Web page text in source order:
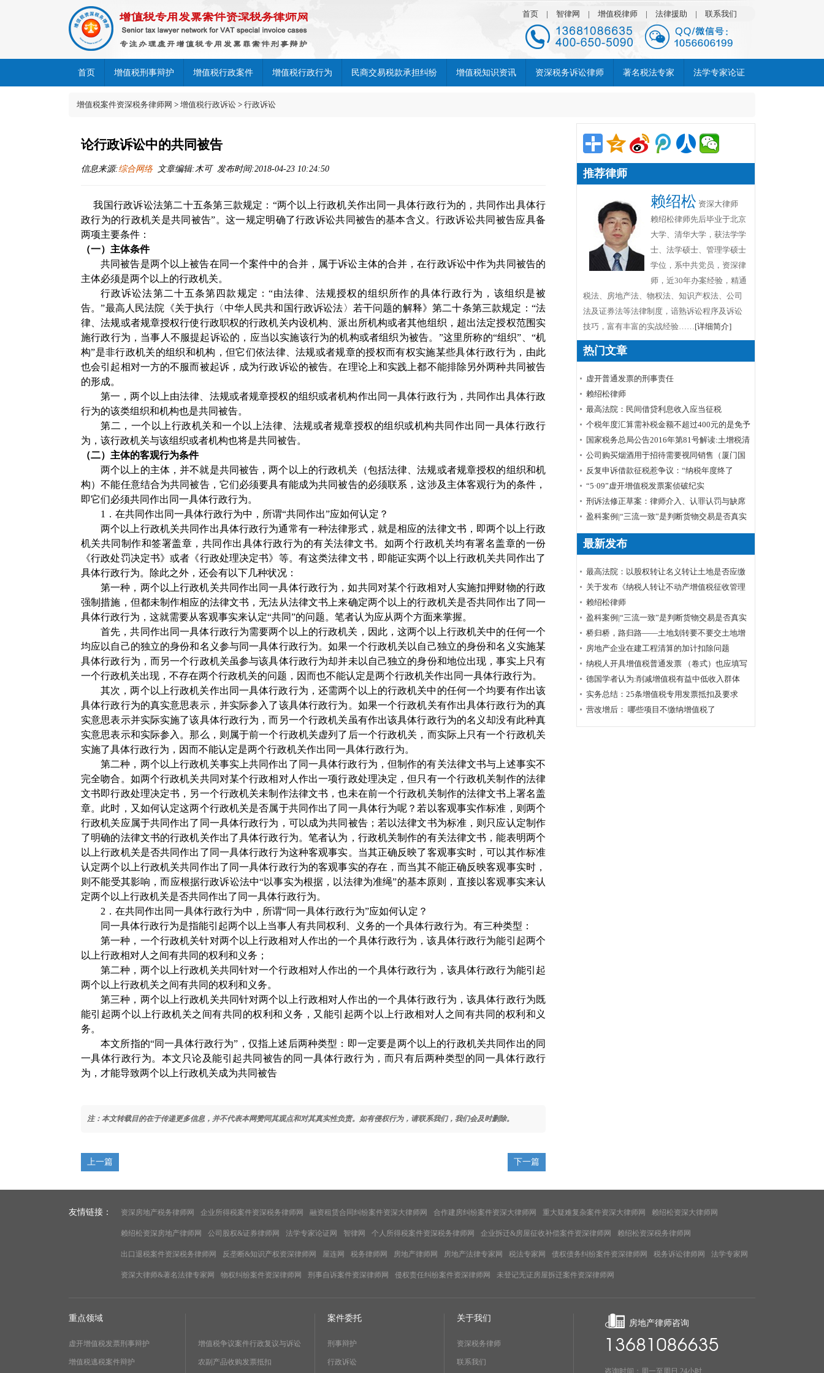
首页 | 智律网 | 增值税律师 | 法律援助 | 联系我们
首页 增值税刑事辩护 增值税行政案件 增值税行政行为 民商交易税款承担纠纷 增值税知识资讯 资深税务诉讼律师 著名税法专家 法学专家论证
增值税案件资深税务律师网 > 增值税行政诉讼 > 行政诉讼
论行政诉讼中的共同被告
信息来源:综合网络文章编辑:木可 发布时间:2018-04-23 10:24:50
我国行政诉讼法第二十五条第三款规定： “两个以上行政机关作出同一具体行政行为的，共同作出具体行
政行为的行政机关是共同被告”。这一规定明确了行政诉讼共同被告的基本含义。行政诉讼共同被告应具备
两项主要条件：
（一）主体条件
共同被告是两个以上被告在同一个案件中的合并，属于诉讼主体的合并，在行政诉讼中作为共同被告的
主体必须是两个以上的行政机关。
行政诉讼法第二十五条第四款规定： “由法律、法规授权的组织所作的具体行政行为，该组织是被
告。”最高人民法院《关于执行〈中华人民共和国行政诉讼法〉若干问题的解释》第二十条第三款规定：“法
律、法规或者规章授权行使行政职权的行政机关内设机构、派出所机构或者其他组织，超出法定授权范围实
施行政行为，当事人不服提起诉讼的，应当以实施该行为的机构或者组织为被告。”这里所称的“组织”、“机
构”是非行政机关的组织和机构，但它们依法律、法规或者规章的授权而有权实施某些具体行政行为，由此
也会引起相对一方的不服而被起诉，成为行政诉讼的被告。在理论上和实践上都不能排除另外两种共同被告
的形成。
第一，两个以上由法律、法规或者规章授权的组织或者机构作出同一具体行政行为，共同作出具体行政
行为的该类组织和机构也是共同被告。
第二，一个以上行政机关和一个以上法律、法规或者规章授权的组织或机构共同作出同一具体行政行
为，该行政机关与该组织或者机构也将是共同被告。
（二）主体的客观行为条件
两个以上的主体，并不就是共同被告，两个以上的行政机关（包括法律、法规或者规章授权的组织和机
构）不能任意结合为共同被告，它们必须要具有能成为共同被告的必须联系，这涉及主体客观行为的条件，
即它们必须共同作出同一具体行政行为。
1．在共同作出同一具体行政行为中，所谓“共同作出”应如何认定？
两个以上行政机关共同作出具体行政行为通常有一种法律形式，就是相应的法律文书，即两个以上行政
机关共同制作和签署盖章，共同作出具体行政行为的有关法律文书。如两个行政机关均有署名盖章的一份
《行政处罚决定书》或者《行政处理决定书》等。有这类法律文书，即能证实两个以上行政机关共同作出了
具体行政行为。除此之外，还会有以下几种状况：
第一种，两个以上行政机关共同作出同一具体行政行为，如共同对某个行政相对人实施扣押财物的行政
强制措施，但都未制作相应的法律文书，无法从法律文书上来确定两个以上的行政机关是否共同作出了同一
具体行政行为，这就需要从客观事实来认定“共同”的问题。笔者认为应从两个方面来掌握。
首先，共同作出同一具体行政行为需要两个以上的行政机关，因此，这两个以上行政机关中的任何一个
均应以自己的独立的身份和名义参与同一具体行政行为。如果一个行政机关以自己独立的身份和名义实施某
具体行政行为，而另一个行政机关虽参与该具体行政行为却并未以自己独立的身份和地位出现，事实上只有
一个行政机关出现，不存在两个行政机关的问题，因而也不能认定是两个行政机关作出同一具体行政行为。
其次，两个以上行政机关作出同一具体行政行为，还需两个以上的行政机关中的任何一个均要有作出该
具体行政行为的真实意思表示，并实际参入了该具体行政行为。如果一个行政机关有作出具体行政行为的真
实意思表示并实际实施了该具体行政行为，而另一个行政机关虽有作出该具体行政行为的名义却没有此种真
实意思表示和实际参入。那么，则属于前一个行政机关虚列了后一个行政机关，而实际上只有一个行政机关
实施了具体行政行为，因而不能认定是两个行政机关作出同一具体行政行为。
第二种，两个以上行政机关事实上共同作出了同一具体行政行为，但制作的有关法律文书与上述事实不
完全吻合。如两个行政机关共同对某个行政相对人作出一项行政处理决定，但只有一个行政机关制作的法律
文书即行政处理决定书，另一个行政机关未制作法律文书，也未在前一个行政机关制作的法律文书上署名盖
章。此时，又如何认定这两个行政机关是否属于共同作出了同一具体行为呢？若以客观事实作标准，则两个
行政机关应属于共同作出了同一具体行政行为，可以成为共同被告；若以法律文书为标准，则只应认定制作
了明确的法律文书的行政机关作出了具体行政行为。笔者认为，行政机关制作的有关法律文书，能表明两个
以上行政机关是否共同作出了同一具体行政行为这种客观事实。当其正确反映了客观事实时，可以其作标准
认定两个以上行政机关共同作出了同一具体行政行为的客观事实的存在，而当其不能正确反映客观事实时，
则不能受其影响，而应根据行政诉讼法中“以事实为根据，以法律为准绳”的基本原则，直接以客观事实来认
定两个以上行政机关是否共同作出了同一具体行政行为。
2．在共同作出同一具体行政行为中，所谓“同一具体行政行为”应如何认定？
同一具体行政行为是指能引起两个以上当事人有共同权利、义务的一个具体行政行为。有三种类型：
第一种，一个行政机关针对两个以上行政相对人作出的一个具体行政行为，该具体行政行为能引起两个
以上行政相对人之间有共同的权利和义务；
第二种，两个以上行政机关共同针对一个行政相对人作出的一个具体行政行为，该具体行政行为能引起
两个以上行政机关之间有共同的权利和义务。
第三种，两个以上行政机关共同针对两个以上行政相对人作出的一个具体行政行为，该具体行政行为既
能引起两个以上行政机关之间有共同的权利和义务，又能引起两个以上行政相对人之间有共同的权利和义
务。
本文所指的“同一具体行政行为”，仅指上述后两种类型：即一定要是两个以上的行政机关共同作出的同
一具体行政行为。本文只论及能引起共同被告的同一具体行政行为，而只有后两种类型的同一具体行政行
为，才能导致两个以上行政机关成为共同被告
注：本文转载目的在于传递更多信息，并不代表本网赞同其观点和对其真实性负责。如有侵权行为，请联系我们，我们会及时删除。
上一篇 下一篇
推荐律师
赖绍松 资深大律师
赖绍松律师先后毕业于北京
大学、清华大学，获法学学
士、法学硕士、管理学硕士
学位，系中共党员，资深律
师，近30年办案经验，精通
税法、房地产法、物权法、知识产权法、公司
法及证券法等法律制度，谙熟诉讼程序及诉讼
技巧，富有丰富的实战经验……[详细简介]
热门文章
虚开普通发票的刑事责任
赖绍松律师
最高法院：民间借贷利息收入应当征税
个税年度汇算需补税金额不超过400元的是免予
申报还是免予补缴
国家税务总局公告2016年第81号解读:土增税清
算 所得税退还
公司购买烟酒用于招待需要视同销售（厦门国
税口径）
反复申诉借款征税惹争议：“纳税年度终了
后”如何理解
“5·09”虚开增值税发票案侦破纪实
刑诉法修正草案：律师介入、认罪认罚与缺席
审判
盈科案例|“三流一致”是判断货物交易是否真实
的标准——周甲虚开增值税专用发票罪案公诉
机关撤诉结案
最新发布
最高法院：以股权转让名义转让土地是否应缴
纳土地增值税？
关于发布《纳税人转让不动产增值税征收管理
暂行办法》的公告
赖绍松律师
盈科案例|“三流一致”是判断货物交易是否真实
的标准——周甲虚开增值税专用发票罪案公诉
机关撤诉结案
桥归桥，路归路——土地划转要不要交土地增
值税？
房地产企业在建工程清算的加计扣除问题
纳税人开具增值税普通发票 （卷式）也应填写
企业购买方纳税人识别号
德国学者认为:削减增值税有益中低收入群体
实务总结：25条增值税专用发票抵扣及要求
营改增后： 哪些项目不缴纳增值税了
友情链接： 资深房地产税务律师网 企业所得税案件资深税务律师网 融资租赁合同纠纷案件资深大律师网 合作建房纠纷案件资深大律师网 重大疑难复杂案件资深大律师网 赖绍松资深大律师网
赖绍松资深房地产律师网 公司股权&证券律师网 法学专家论证网 智律网 个人所得税案件资深税务律师网 企业拆迁&房屋征收补偿案件资深律师网 赖绍松资深税务律师网
出口退税案件资深税务律师网 反垄断&知识产权资深律师网 屋连网 税务律师网 房地产律师网 房地产法律专家网 税法专家网 债权债务纠纷案件资深律师网 税务诉讼律师网 法学专家网
资深大律师&著名法律专家网 物权纠纷案件资深律师网 刑事自诉案件资深律师网 侵权责任纠纷案件资深律师网 未登记无证房屋拆迁案件资深律师网
重点领域
虚开增值税发票刑事辩护
增值税逃税案件辩护
增值税争议案件行政复议与诉讼
农副产品收购发票抵扣
案件委托
刑事辩护
行政诉讼
关于我们
资深税务律师
联系我们
房地产律师咨询
咨询时间：周一至周日 24小时